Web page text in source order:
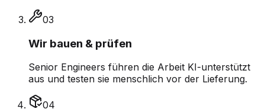
03
Wir bauen & prüfen
Senior Engineers führen die Arbeit KI-unterstützt
aus und testen sie menschlich vor der Lieferung.
04